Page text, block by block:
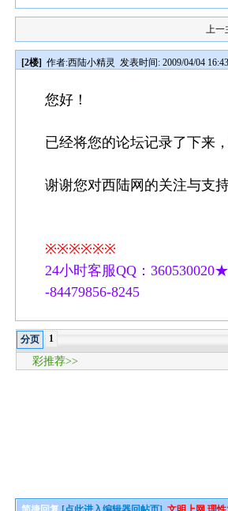
上一
[2楼] 作者:西陆小精灵 发表时间: 2009/04/04 16:43
您好！
已经将您的论坛记录了下来
谢谢您对西陆网的关注与支持
※※※※※※
24小时客服QQ：
-84479856-8245
分页 1
彩推荐>>